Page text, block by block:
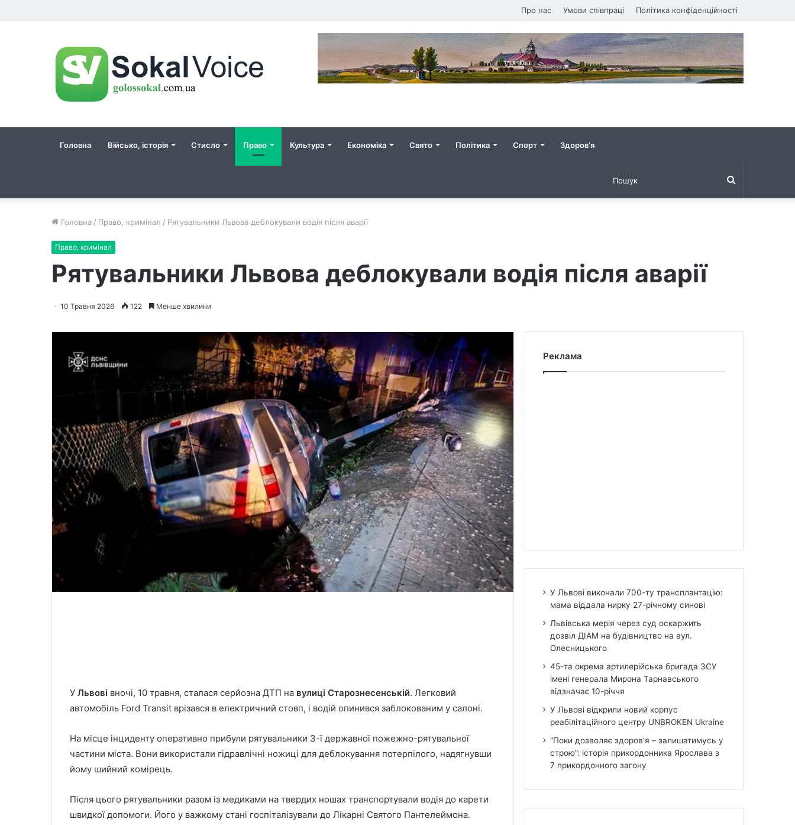
Про нас Умови співпраці Політика конфіденційності
Головна Військо, історія Стисло Право Культура Економіка Свято Політика Спорт Здоров’я
Головна / Право, кримінал / Рятувальники Львова деблокували водія після аварії
Право, кримінал
Рятувальники Львова деблокували водія після аварії
10 Травня 2026 122 Менше хвилини
У Львові вночі, 10 травня, сталася серйозна ДТП на вулиці Старознесенській. Легковий
автомобіль Ford Transit врізався в електричний стовп, і водій опинився заблокованим у салоні.
На місце інциденту оперативно прибули рятувальники 3-ї державної пожежно-рятувальної
частини міста. Вони використали гідравлічні ножиці для деблокування потерпілого, надягнувши
йому шийний комірець.
Після цього рятувальники разом із медиками на твердих ношах транспортували водія до карети
швидкої допомоги. Його у важкому стані госпіталізували до Лікарні Святого Пантелеймона.
Львівська мерія через суд
Реклама
У Львові виконали 700-ту трансплантацію:
мама віддала нирку 27-річному синові
Львівська мерія через суд оскаржить
дозвіл ДІАМ на будівництво на вул.
Олесницького
45-та окрема артилерійська бригада ЗСУ
імені генерала Мирона Тарнавського
відзначає 10-річчя
У Львові відкрили новий корпус
реабілітаційного центру UNBROKEN Ukraine
“Поки дозволяє здоров’я – залишатимусь у
строю”: історія прикордонника Ярослава з
7 прикордонного загону